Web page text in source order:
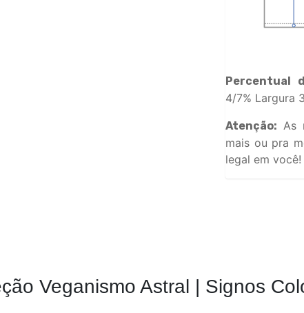
Percentual
4/7% Largura
Atenção: As
mais ou pra
legal em você!
Veganismo Astral | Signos